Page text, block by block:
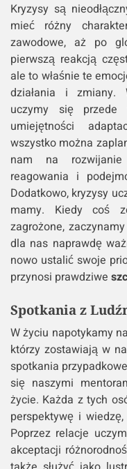
Kryzysy są
mieć różny
zawodowe, aż po
pierwszą reakcją
ale to właśnie te
działania i zmiany.
uczymy się przede
umiejętności
wszystko można
nam na
reagowania i
Dodatkowo, kryzysy
mamy. Kiedy coś
zagrożone,
dla nas naprawdę
nowo ustalić swoje
przynosi prawdziwe
Spotkania z
W życiu napotykamy
którzy zostawiają w
spotkania
się naszymi
życie. Każda z tych
perspektywę i
Poprzez relacje
akceptacji